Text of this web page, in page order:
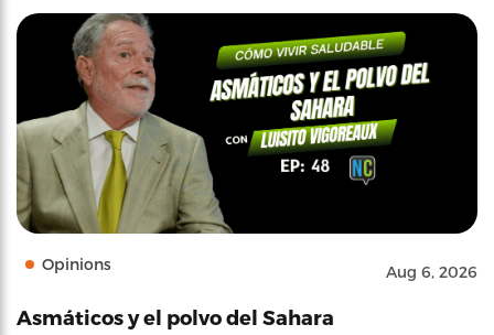
Opinions Aug 6, 2026
Asmáticos y el polvo del Sahara